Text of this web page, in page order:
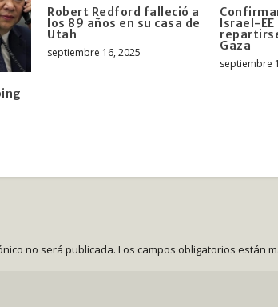
Robert Redford falleció a
los 89 años en su casa de
Utah
septiembre 16, 2025
Israel-EE
Gaza
septiembre
no será publicada. Los campos obligatorios están